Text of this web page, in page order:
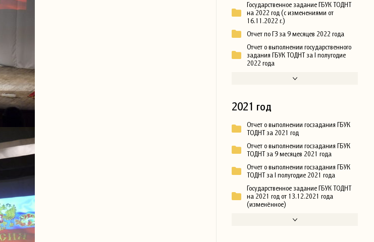
Государственное задание ГБУК ТОДНТ
на 2022 год (с изменениями от
16.11.2022 г.)
Отчет по ГЗ за 9 месяцев 2022 года
Отчет о выполнении государственного
задания ГБУК ТОДНТ за I полугодие
2022 года
2021 год
Отчет о выполнении госзадания ГБУК
ТОДНТ за 2021 год
Отчет о выполнении госзадания ГБУК
ТОДНТ за 9 месяцев 2021 года
Отчет о выполнении госзадания ГБУК
ТОДНТ за I полугодие 2021 года
Государственное задание ГБУК ТОДНТ
на 2021 год от 13.12.2021 года
(изменённое)